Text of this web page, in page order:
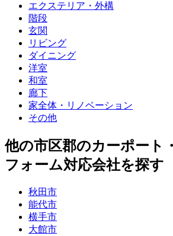
エクステリア・外構
階段
玄関
リビング
ダイニング
洋室
和室
廊下
家全体・リノベーション
その他
他の市区郡のカーポート
フォーム対応会社を探す
秋田市
能代市
横手市
大館市